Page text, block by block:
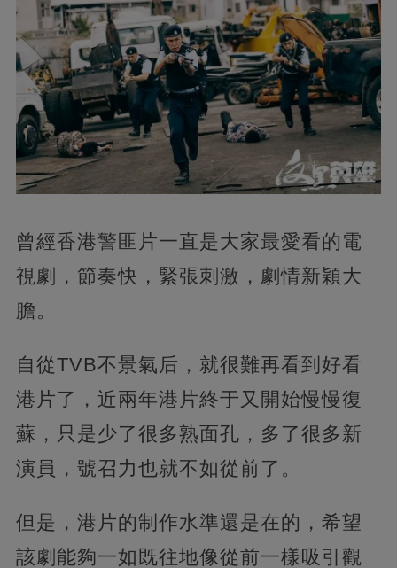
曾經香港警匪片一直是大家最愛看的電
視劇，節奏快，緊張刺激，劇情新穎大
膽。
自從TVB不景氣后，就很難再看到好看
港片了，近兩年港片終于又開始慢慢復
蘇，只是少了很多熟面孔，多了很多新
演員，號召力也就不如從前了。
但是，港片的制作水準還是在的，希望
該劇能夠一如既往地像從前一樣吸引觀